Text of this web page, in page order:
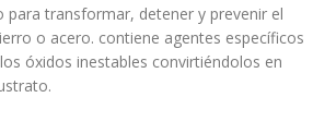
transformar, detener y prevenir el
o acero. contiene agentes específicos
óxidos inestables convirtiéndolos en